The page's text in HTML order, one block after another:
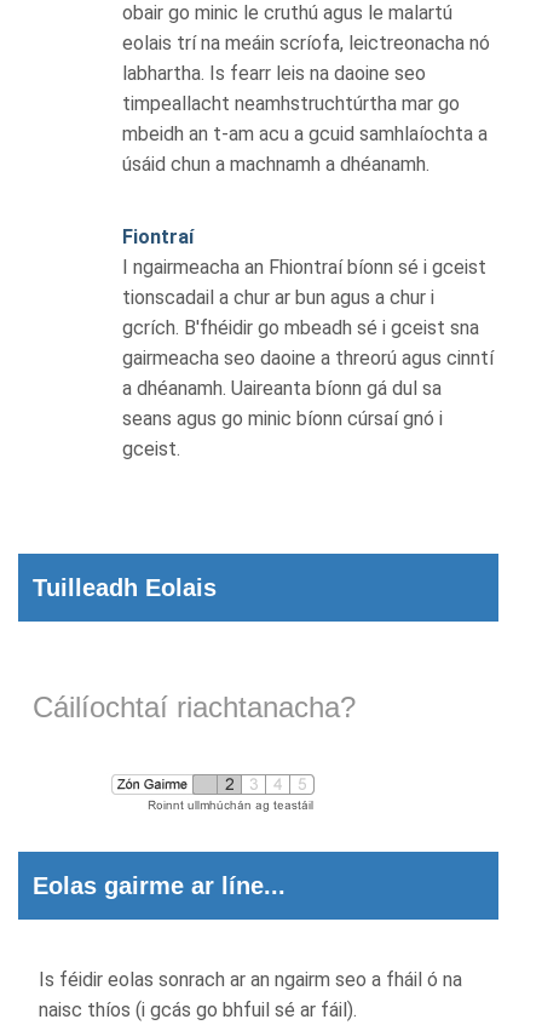
obair go minic le cruthú agus le malartú
eolais trí na meáin scríofa, leictreonacha nó
labhartha. Is fearr leis na daoine seo
timpeallacht neamhstruchtúrtha mar go
mbeidh an t-am acu a gcuid samhlaíochta a
úsáid chun a machnamh a dhéanamh.
Fiontraí
I ngairmeacha an Fhiontraí bíonn sé i gceist
tionscadail a chur ar bun agus a chur i
gcrích. B'fhéidir go mbeadh sé i gceist sna
gairmeacha seo daoine a threorú agus cinntí
a dhéanamh. Uaireanta bíonn gá dul sa
seans agus go minic bíonn cúrsaí gnó i
gceist.
Tuilleadh Eolais
Cáilíochtaí riachtanacha?
Eolas gairme ar líne...
Is féidir eolas sonrach ar an ngairm seo a fháil ó na
naisc thíos (i gcás go bhfuil sé ar fáil).